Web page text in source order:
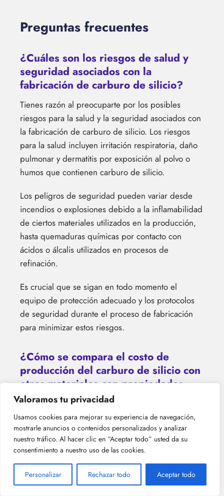
Valoramos tu privacidad
Usamos cookies para mejorar su experiencia de navegación,
mostrarle anuncios o contenidos personalizados y analizar
nuestro tráfico. Al hacer clic en “Aceptar todo” usted da su
consentimiento a nuestro uso de las cookies.
Personalizar Rechazar todo Aceptar todo
Preguntas frecuentes
¿Cuáles son los riesgos de salud y
seguridad asociados con la
fabricación de carburo de silicio?
Tienes razón al preocuparte por los posibles
riesgos para la salud y la seguridad asociados con
la fabricación de carburo de silicio. Los riesgos
para la salud incluyen irritación respiratoria, daño
pulmonar y dermatitis por exposición al polvo o
humos que contienen carburo de silicio.
Los peligros de seguridad pueden variar desde
incendios o explosiones debido a la inflamabilidad
de ciertos materiales utilizados en la producción,
hasta quemaduras químicas por contacto con
ácidos o álcalis utilizados en procesos de
refinación.
Es crucial que se sigan en todo momento el
equipo de protección adecuado y los protocolos
de seguridad durante el proceso de fabricación
para minimizar estos riesgos.
¿Cómo se compara el costo de
producción del carburo de silicio con
otros materiales con propiedades
similares?
Al comparar el costo de producción, el carburo de
silicio generalmente es más caro que otros
materiales con propiedades similares. Esto se
fabricación y la limitada demanda del mercado
para este material.